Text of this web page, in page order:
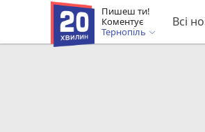
Пишеш ти!
Коментує
Тернопіль
Всі